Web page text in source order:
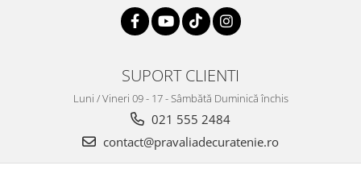
SUPORT CLIENTI
Luni / Vineri 09 - 17 - Sâmbătă Duminică închis
021 555 2484
contact@pravaliadecuratenie.ro